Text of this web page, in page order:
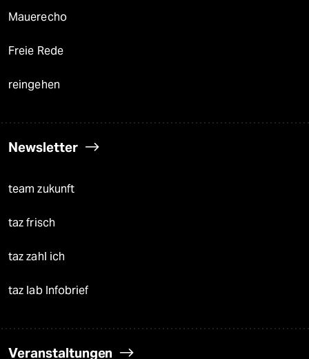
Mauerecho
Freie Rede
reingehen
Newsletter
team zukunft
taz frisch
taz zahl ich
taz lab Infobrief
Veranstaltungen